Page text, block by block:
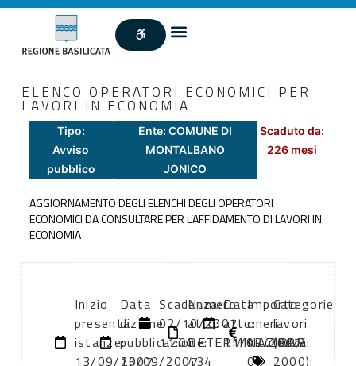
ELENCO OPERATORI ECONOMICI PER
LAVORI IN ECONOMIA
Tipo:
Avviso
pubblico
Ente: COMUNE DI
MONTALBANO
JONICO
Scaduto da:
226 mesi
AGGIORNAMENTO DEGLI ELENCHI DEGLI OPERATORI
ECONOMICI DA CONSULTARE PER L’AFFIDAMENTO DI LAVORI IN
ECONOMIA
Inizio
presentazione
istanze:
13/09/2007
Data
di
pubblicazione:
13/09/2007
Scadenza:
02/10/2007
11:00
Numero
atto:
DETERMINAZIONE
434
Data
atto:
11/09/2007
Importo
oneri
sicurezza:
0
Categorie
lavori
(DPR
2000):